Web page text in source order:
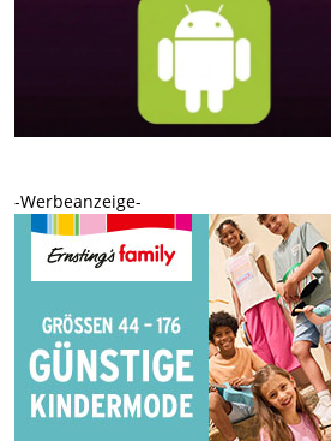
-Werbeanzeige-